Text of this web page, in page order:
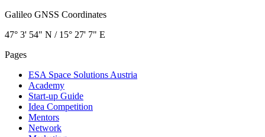
Galileo GNSS Coordinates
47° 3' 54" N / ­15° 27' 7" E
Pages
ESA Space Solutions Austria
Academy
Start-up Guide
Idea Competition
Mentors
Network